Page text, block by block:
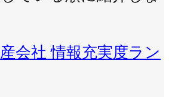
会社 情報充実度ラン